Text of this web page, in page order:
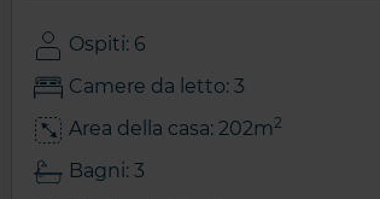
Ospiti: 6
Camere da letto: 3
Area della casa: 202m2
Bagni: 3